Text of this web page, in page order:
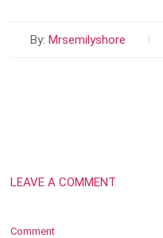
By: Mrsemilyshore
LEAVE A COMMENT
Comment